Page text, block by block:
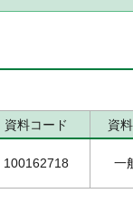
資料コード 資
100162718 一